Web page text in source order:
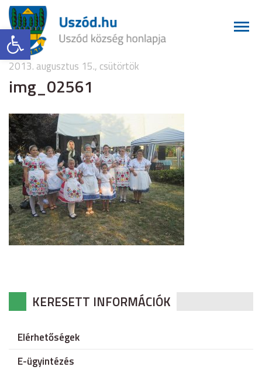
Eszköztár megnyitása
2013. augusztus 15., csütörtök
img_02561
KERESETT INFORMÁCIÓK
Elérhetőségek
E-ügyintézés